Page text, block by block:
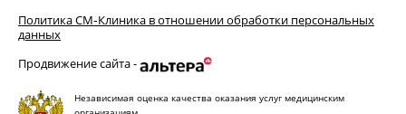
Политика СМ‑Клиника в отношении обработки персональных
данных
Продвижение сайта -
Независимая оценка качества оказания услуг медицинским